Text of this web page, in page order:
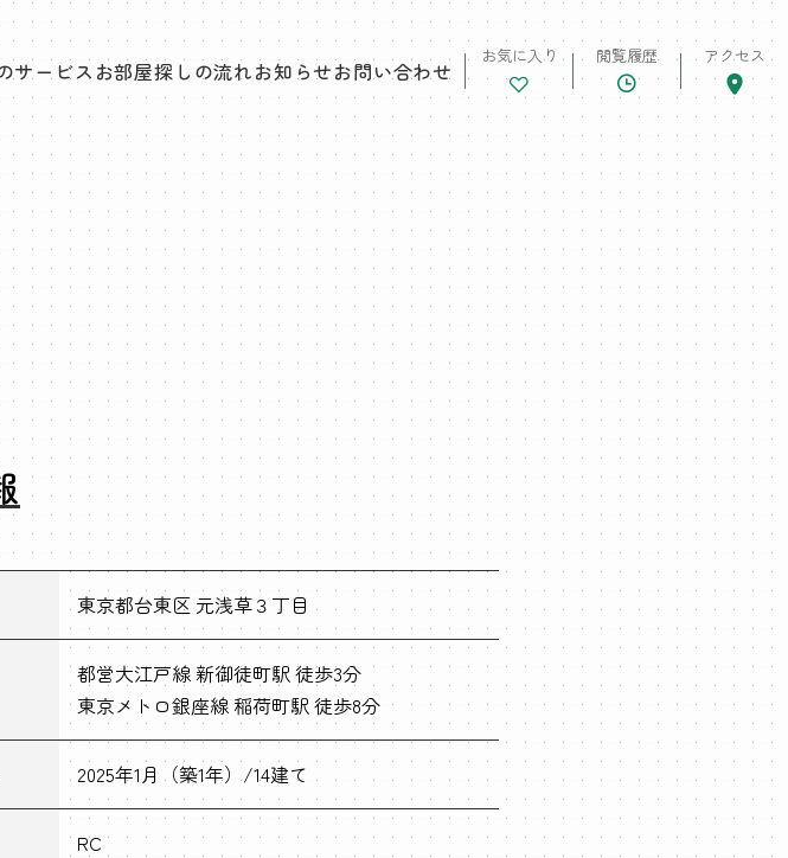
サービス お部屋探しの流れお知らせお問い合わせ
お気に入り 閲覧履歴 アクセス
東京都台東区 元浅草３丁目
都営大江戸線 新御徒町駅 徒歩3分
東京メトロ銀座線 稲荷町駅 徒歩8分
2025年1月（築1年）/14建て
RC